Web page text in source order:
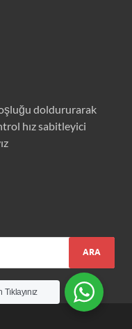
doldururarak
hız sabitleyici
Tıklayınız